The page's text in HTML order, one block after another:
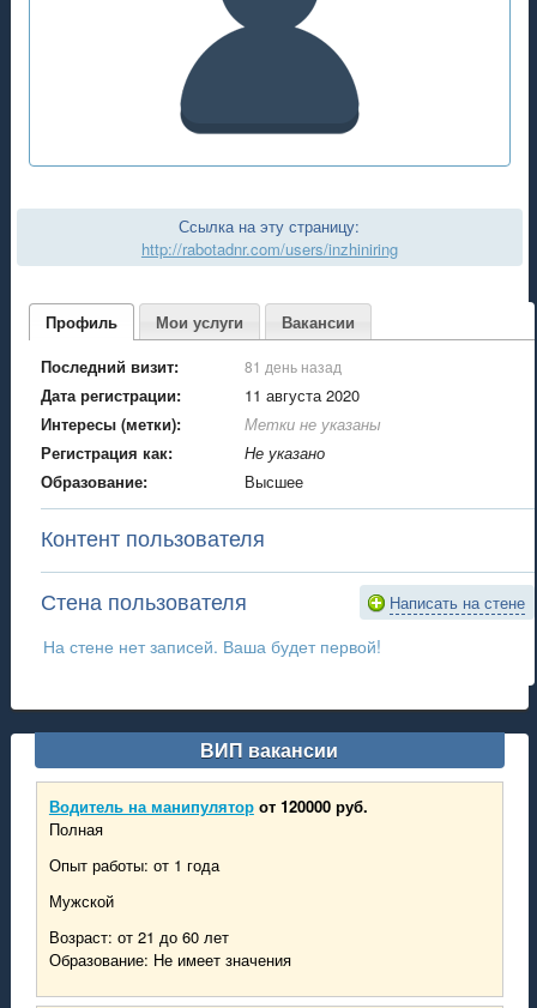
Ссылка на эту страницу:
http://rabotadnr.com/users/inzhiniring
Профиль Мои услуги
Вакансии
Последний визит:
81 день назад
Дата регистрации:
11 августа 2020
Интересы (метки):
Метки не указаны
Регистрация как:
Не указано
Образование:
Высшее
Контент пользователя
Стена пользователя Написать на стене
На стене нет записей. Ваша будет первой!
ВИП вакансии
Водитель на манипулятор от 120000 руб.
Полная
Опыт работы: от 1 года
Мужской
Возраст: от 21 до 60 лет
Образование: Не имеет значения